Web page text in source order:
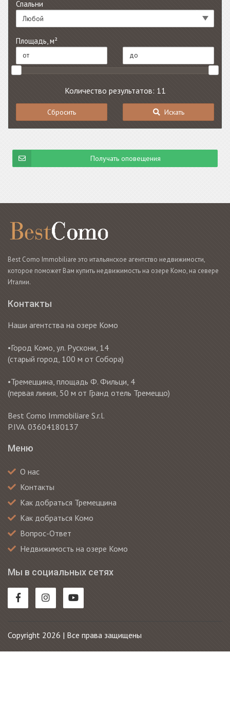
Спальни
Любой
Площадь, м²
Количество результатов: 11
Сбросить Искать
Получать оповещения
Best Como Immobiliare это итальянское агентство недвижимости,
которое поможет Вам купить недвижимость на озере Комо, на севере
Италии.
Контакты
Наши агентства на озере Комо
•Город Комо, ул. Рускони, 14
(старый город, 100 м от Собора)
•Тремеццина, площадь Ф. Фильци, 4
(первая линия, 50 м от Гранд отель Тремеццо)
Best Como Immobiliare S.r.l.
P.IVA. 03604180137
Меню
О нас
Контакты
Как добраться Тремеццина
Как добраться Комо
Вопрос-Ответ
Недвижимость на озере Комо
Мы в социальных сетях
Copyright 2026 | Все права защищены